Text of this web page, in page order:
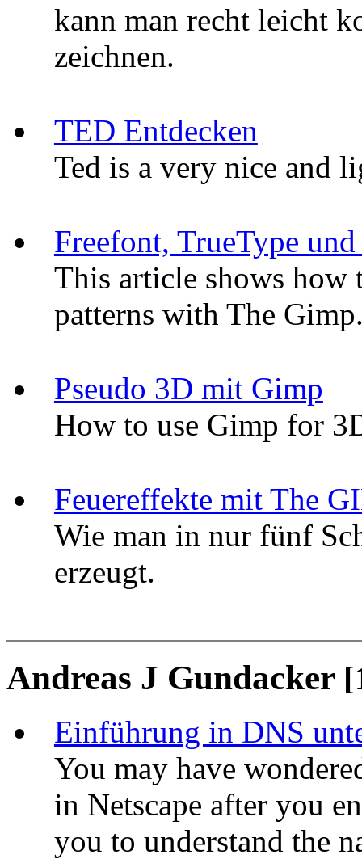
kann man recht leicht
zeichnen.
TED Entdecken
Ted is a very nice and
Freefont, TrueType
This article shows how
patterns with The
Pseudo 3D mit Gimp
How to use Gimp for
Feuereffekte mit The
Wie man in nur fünf
erzeugt.
Andreas J Gundacker
Einführung in DNS
You may have
in Netscape after you
you to understand the